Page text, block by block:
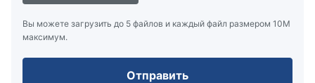
Вы можете загрузить до 5 файлов и каждый файл размером 10M
максимум.
Отправить